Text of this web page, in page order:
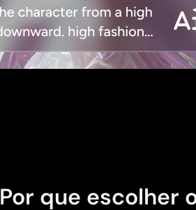
Por que escolher